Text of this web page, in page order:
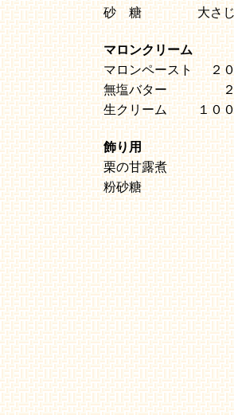
砂 糖
大さ
マロンクリーム
マロンペースト
２
無塩バター
生クリーム
１０
飾り用
栗の甘露煮
粉砂糖